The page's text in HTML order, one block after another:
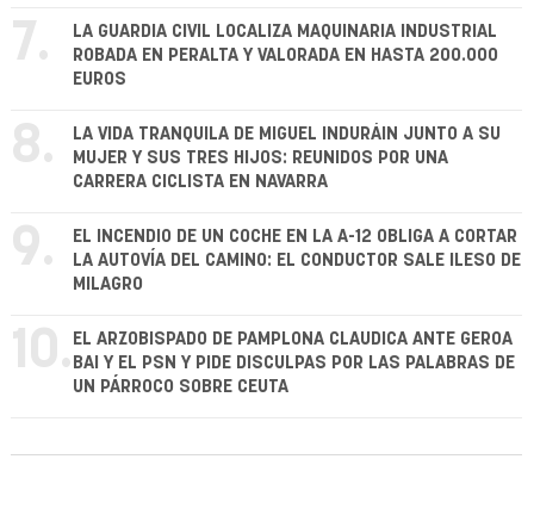
7.
LA GUARDIA CIVIL LOCALIZA MAQUINARIA INDUSTRIAL
ROBADA EN PERALTA Y VALORADA EN HASTA 200.000
EUROS
8.
LA VIDA TRANQUILA DE MIGUEL INDURÁIN JUNTO A SU
MUJER Y SUS TRES HIJOS: REUNIDOS POR UNA
CARRERA CICLISTA EN NAVARRA
9.
EL INCENDIO DE UN COCHE EN LA A-12 OBLIGA A CORTAR
LA AUTOVÍA DEL CAMINO: EL CONDUCTOR SALE ILESO DE
MILAGRO
10. EL ARZOBISPADO DE PAMPLONA CLAUDICA ANTE GEROA
BAI Y EL PSN Y PIDE DISCULPAS POR LAS PALABRAS DE
UN PÁRROCO SOBRE CEUTA